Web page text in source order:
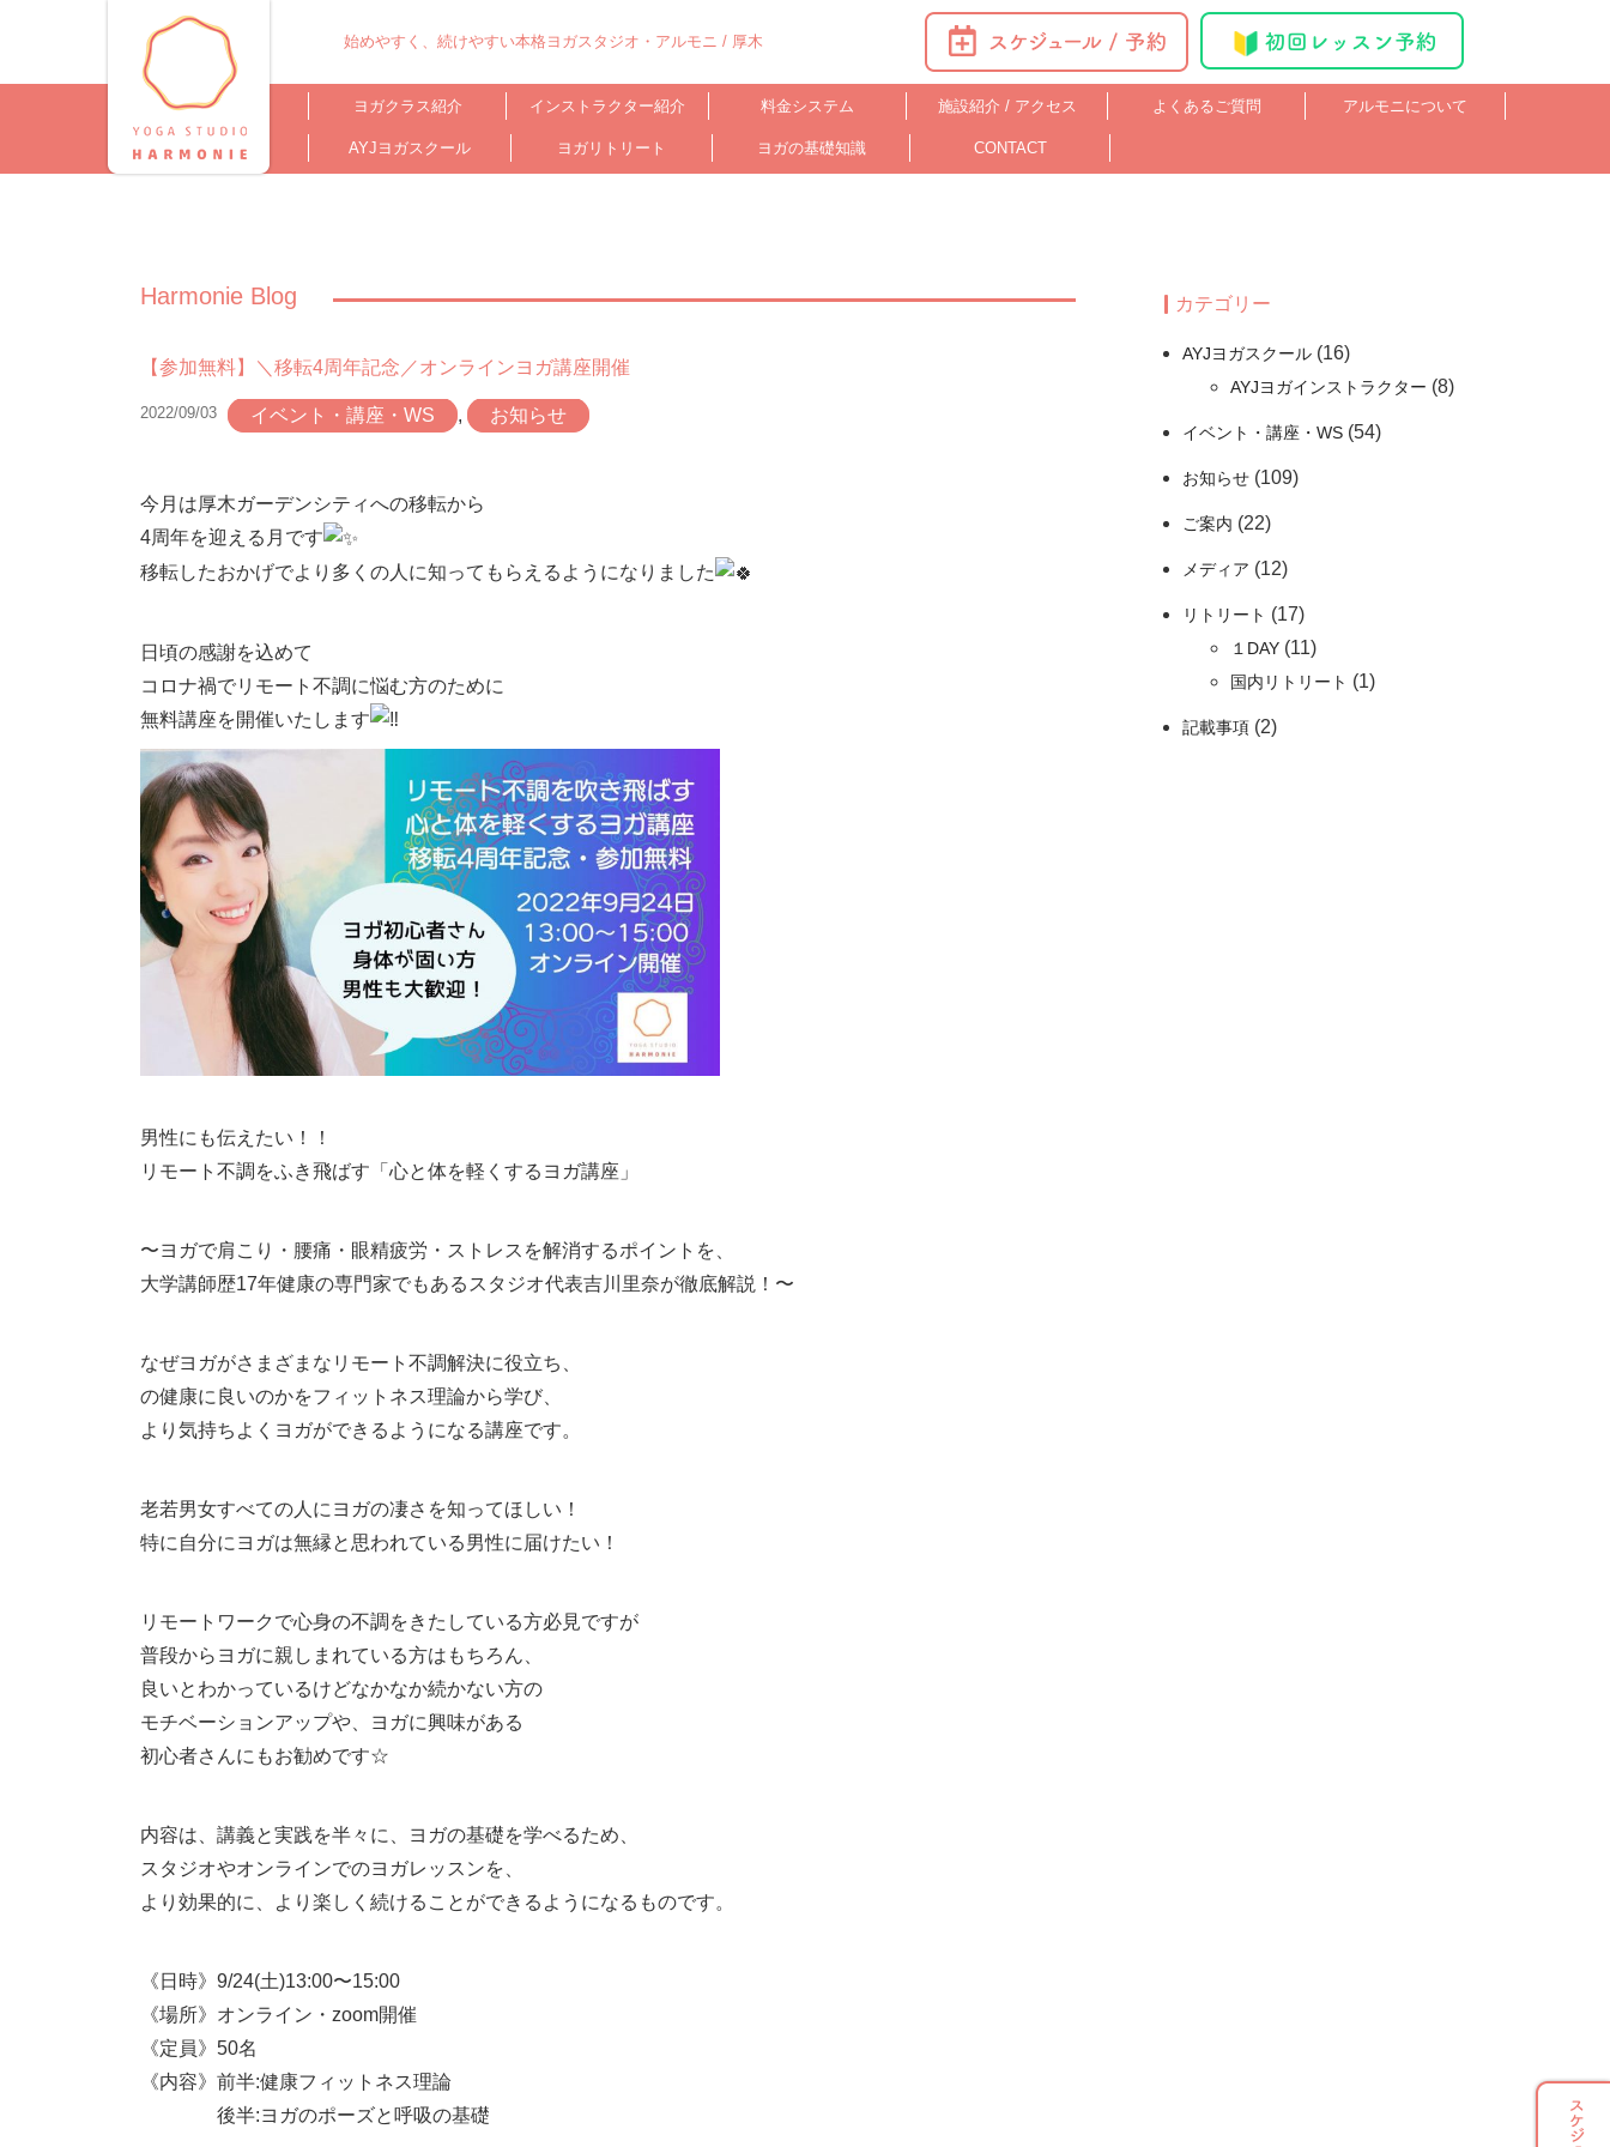
始めやすく、続けやすい本格ヨガスタジオ・アルモニ / 厚木
ヨガクラス紹介 インストラクター紹介 料金システム 施設紹介 / アクセス よくあるご質問 アルモニについて
AYJヨガスクール ヨガリトリート ヨガの基礎知識 CONTACT
Harmonie Blog
【参加無料】＼移転4周年記念／オンラインヨガ講座開催
2022/09/03 イベント・講座・WS , お知らせ
今月は厚木ガーデンシティへの移転から
4周年を迎える月です
移転したおかげでより多くの人に知ってもらえるようになりました
日頃の感謝を込めて
コロナ禍でリモート不調に悩む方のために
無料講座を開催いたします
男性にも伝えたい！！
リモート不調をふき飛ばす「心と体を軽くするヨガ講座」
〜ヨガで肩こり・腰痛・眼精疲労・ストレスを解消するポイントを、
大学講師歴17年健康の専門家でもあるスタジオ代表吉川里奈が徹底解説！〜
なぜヨガがさまざまなリモート不調解決に役立ち、
の健康に良いのかをフィットネス理論から学び、
より気持ちよくヨガができるようになる講座です。
老若男女すべての人にヨガの凄さを知ってほしい！
特に自分にヨガは無縁と思われている男性に届けたい！
リモートワークで心身の不調をきたしている方必見ですが
普段からヨガに親しまれている方はもちろん、
良いとわかっているけどなかなか続かない方の
モチベーションアップや、ヨガに興味がある
初心者さんにもお勧めです☆
内容は、講義と実践を半々に、ヨガの基礎を学べるため、
スタジオやオンラインでのヨガレッスンを、
より効果的に、より楽しく続けることができるようになるものです。
《日時》9/24(土)13:00〜15:00
《場所》オンライン・zoom開催
《定員》50名
《内容》前半:健康フィットネス理論
後半:ヨガのポーズと呼吸の基礎
カテゴリー
AYJヨガスクール (16)
AYJヨガインストラクター (8)
イベント・講座・WS (54)
お知らせ (109)
ご案内 (22)
メディア (12)
リトリート (17)
１DAY (11)
国内リトリート (1)
記載事項 (2)